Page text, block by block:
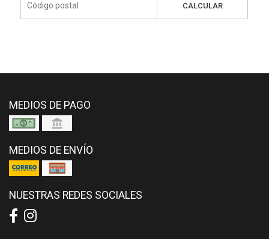
CALCULAR
MEDIOS DE PAGO
MEDIOS DE ENVÍO
NUESTRAS REDES SOCIALES